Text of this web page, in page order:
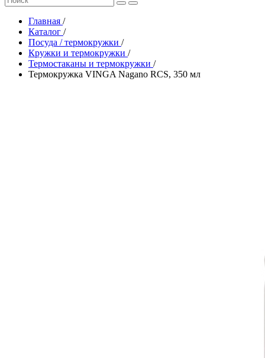
Главная /
Каталог /
Посуда / термокружки /
Кружки и термокружки /
Термостаканы и термокружки /
Термокружка VINGA Nagano RCS, 350 мл